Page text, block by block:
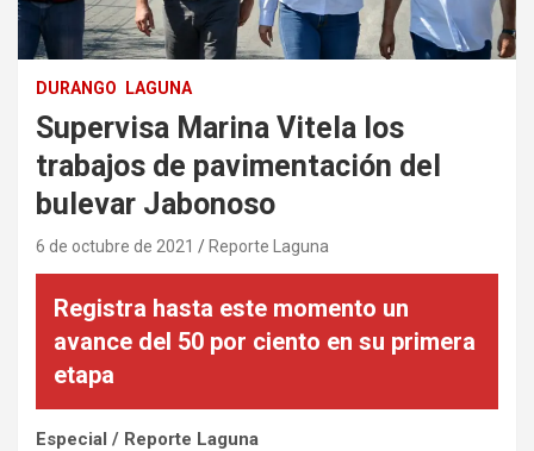
DURANGO LAGUNA
Supervisa Marina Vitela los
trabajos de pavimentación del
bulevar Jabonoso
6 de octubre de 2021 Reporte Laguna
Registra hasta este momento un
avance del 50 por ciento en su primera
etapa
Especial / Reporte Laguna